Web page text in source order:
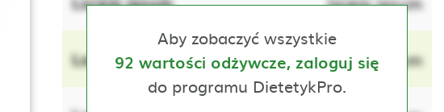
Lorem ipsum lorem ipsum
Aby zobaczyć wszystkie
92 wartości odżywcze, zaloguj się
do programu DietetykPro.